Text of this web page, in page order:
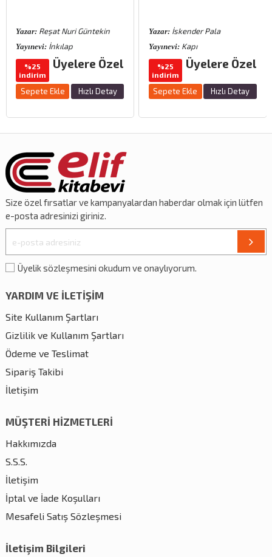
Yazar: Reşat Nuri Güntekin
Yayınevi: İnkılap
%25
indirim
Üyelere Özel
Sepete Ekle Hızlı Detay
Yazar:İskender Pala
Yayınevi:Kapı
%25
indirim
Üyelere Özel
Sepete Ekle Hızlı Detay
Size özelfırsatlarve kampanyalardan haberdar olmak için lütfen
e-posta adresinizi giriniz.
Üyelik sözleşmesini okudum ve onaylıyorum.
YARDIM VE İLETİŞİM
Site Kullanım Şartları
Gizlilik ve Kullanım Şartları
Ödeme ve Teslimat
Sipariş Takibi
İletişim
MÜŞTERİ HİZMETLERİ
Hakkımızda
S.S.S.
İletişim
İptal ve İade Koşulları
Mesafeli Satış Sözleşmesi
İletişim Bilgileri